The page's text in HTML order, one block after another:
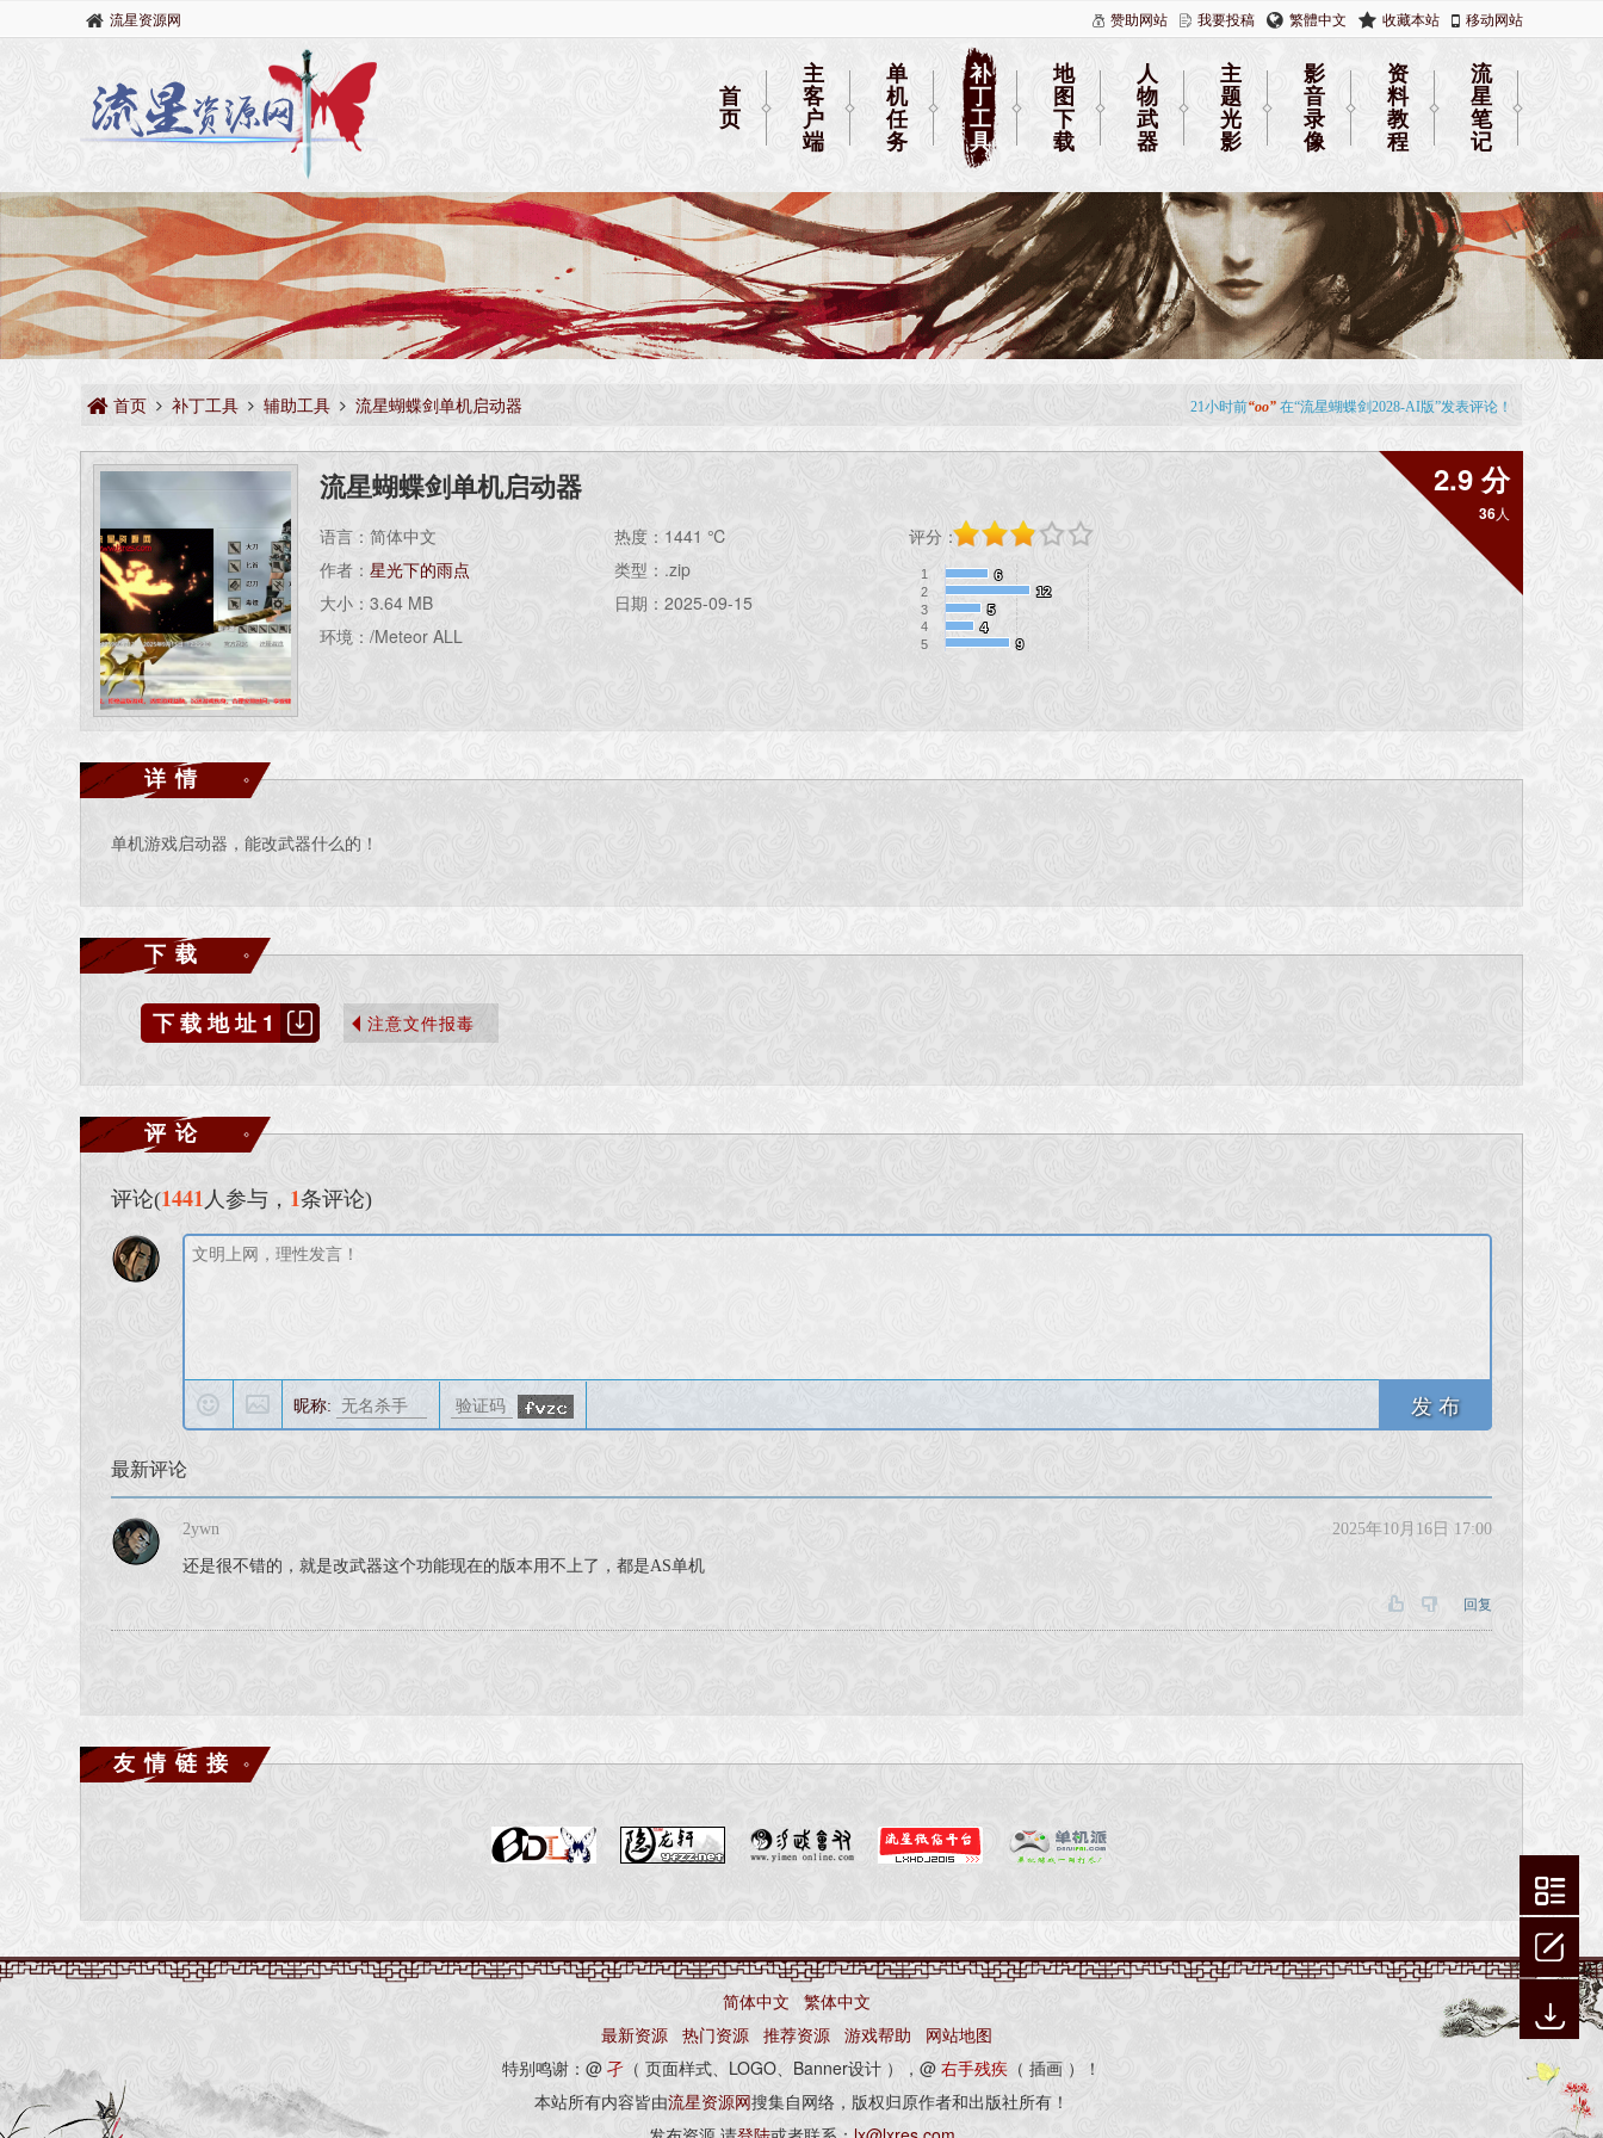
流星资源网 赞助网站 我要投稿 繁體中文 收藏本站 移动网站
首
页
主
客
户
端
单
机
任
务
补
丁
工
具
地
图
下
载
人
物
武
器
主
题
光
影
影
音
录
像
资
料
教
程
流
星
笔
记
首页 补丁工具 辅助工具 流星蝴蝶剑单机启动器
流星蝴蝶剑单机启动器 2.9 分
36人
语言：简体中文
作者：星光下的雨点
大小：3.64 MB
环境：/Meteor ALL
热度： 1441 ℃
类型：.zip
日期：2025-09-15
评分：
6
6
12
12
5
5
4
4
9
9
1
2
3
4
5
详情
单机游戏启动器，能改武器什么的！
下载
下载地址1 注意文件报毒
评论
评论(1441 人参与， 1条评论)
昵称: 发 布
最新评论
2ywn 2025年10月16日 17:00
还是很不错的，就是改武器这个功能现在的版本用不上了，都是AS单机
回复
友情链接
简体中文
繁体中文
最新资源 热门资源 推荐资源 游戏帮助
网站地图
特别鸣谢：@ 孑 （ 页面样式、LOGO、Banner设计 ），@ 右手残疾 （ 插画 ）！
本站所有内容皆由流星资源网搜集自网络，版权归原作者和出版社所有！